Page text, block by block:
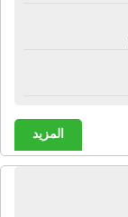
المزيد